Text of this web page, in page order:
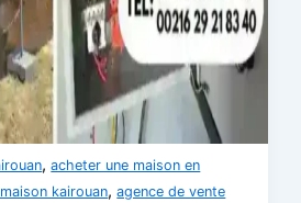
,acheter une maison en
kairouan,agence de vente